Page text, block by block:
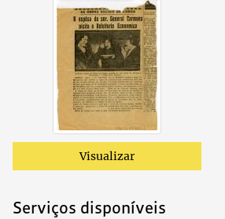
Visualizar
Serviços disponíveis